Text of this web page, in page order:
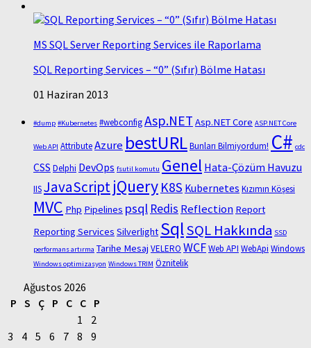
MS SQL Server Reporting Services ile Raporlama
SQL Reporting Services – “0” (Sıfır) Bölme Hatası
01 Haziran 2013
#dump #Kubernetes #webconfigAsp.NET Asp.NET Core ASP.NET Core
Web API AttributeAzure bestURLBunları Bilmiyordum! C# cdc
CSS Delphi DevOps fsutil komutu Genel Hata-Çözüm Havuzu
IISJavaScriptjQuery K8S Kubernetes Kızımın Köşesi
MVC Php Pipelines psql Redis Reflection Report
Reporting Services Silverlight SqlSQL Hakkında SSD
performans artırma Tarihe Mesaj VELERO WCFWeb API WebApi Windows
Windows optimizasyon Windows TRIM Öznitelik
Ağustos 2026
P S Ç P C C
P
1
2
3
4 5 6 7 8
9